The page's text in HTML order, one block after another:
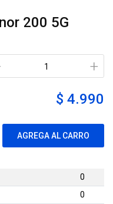
200 5G
+
$ 4.990
AGREGA AL CARRO
0
0